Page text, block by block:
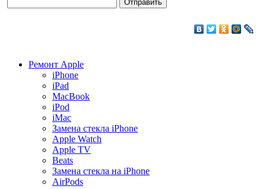
Ремонт Apple
iPhone
iPad
MacBook
iPod
iMac
Замена стекла iPhone
Apple Watch
Apple TV
Beats
Замена стекла на iPhone
AirPods